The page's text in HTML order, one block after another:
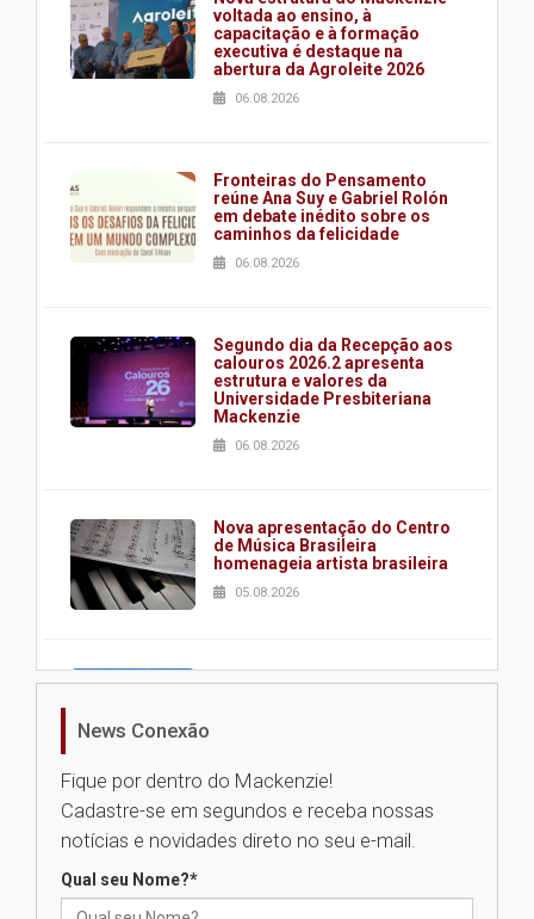
voltada ao ensino, à
capacitação e à formação
executiva é destaque na
abertura da Agroleite 2026
06.08.2026
Fronteiras do Pensamento
reúne Ana Suy e Gabriel Rolón
em debate inédito sobre os
caminhos da felicidade
06.08.2026
Segundo dia da Recepção aos
calouros 2026.2 apresenta
estrutura e valores da
Universidade Presbiteriana
Mackenzie
06.08.2026
Nova apresentação do Centro
de Música Brasileira
homenageia artista brasileira
05.08.2026
Universidade Mackenzie
Seminário discute desafios
das novas tecnologias em
News Conexão
Fique por dentro do Mackenzie!
Cadastre-se em segundos e receba nossas
notícias e novidades direto no seu e-mail.
Qual seu Nome?*